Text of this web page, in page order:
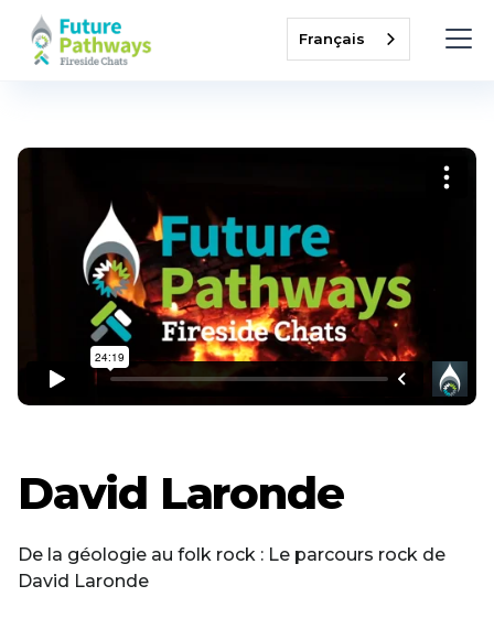
Français
David Laronde
De la géologie au folk rock : Le parcours rock de
David Laronde